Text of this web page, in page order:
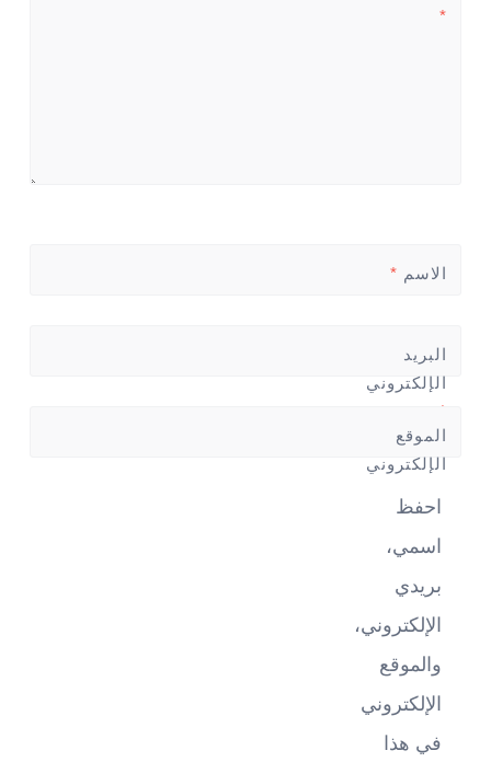
*
الاسم *
البريد
الإلكتروني
*
الموقع
الإلكتروني
احفظ
اسمي،
بريدي
الإلكتروني،
والموقع
الإلكتروني
في هذا